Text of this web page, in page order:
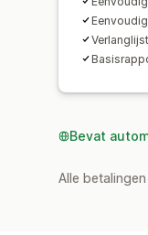
Bevat
Alle